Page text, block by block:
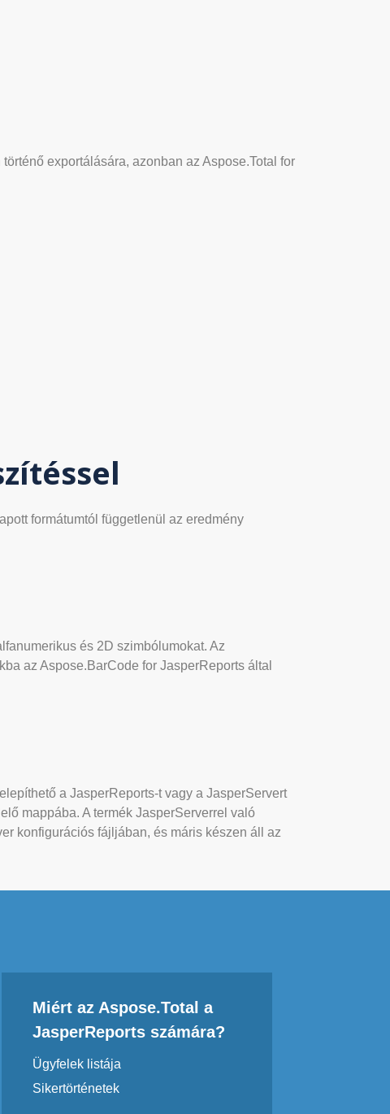
exportálására, azonban az Aspose.Total for
formátumtól függetlenül az eredmény
és 2D szimbólumokat. Az
az Aspose.BarCode for JasperReports által
a JasperReports-t vagy a JasperServert
mappába. A termék JasperServerrel való
konfigurációs fájljában, és máris készen áll az
Miért az Aspose.Total a
JasperReports számára?
Ügyfelek listája
Sikertörténetek